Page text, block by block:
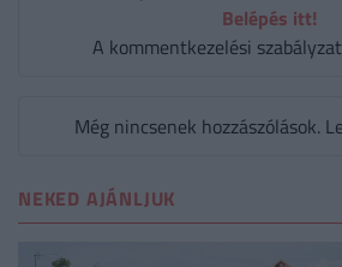
Belépés itt!
A kommentkezelési
Még nincsenek hozzászólások.
NEKED AJÁNLJUK